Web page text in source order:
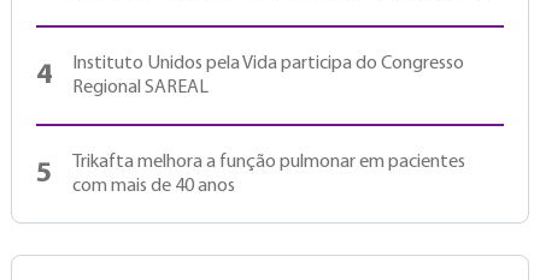
4
Instituto Unidos pela Vida participa do Congresso
Regional SAREAL
5
Trikafta melhora a função pulmonar em pacientes
com mais de 40 anos